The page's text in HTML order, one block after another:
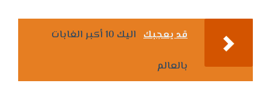
قد يعجبك اليك 10 أكبر الغابات
بالعالم